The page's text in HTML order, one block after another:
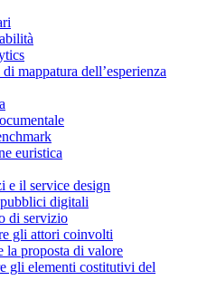
mappatura dell’esperienza
euristica
e il service design
digitali
di servizio
gli attori coinvolti
la proposta di valore
gli elementi costitutivi del